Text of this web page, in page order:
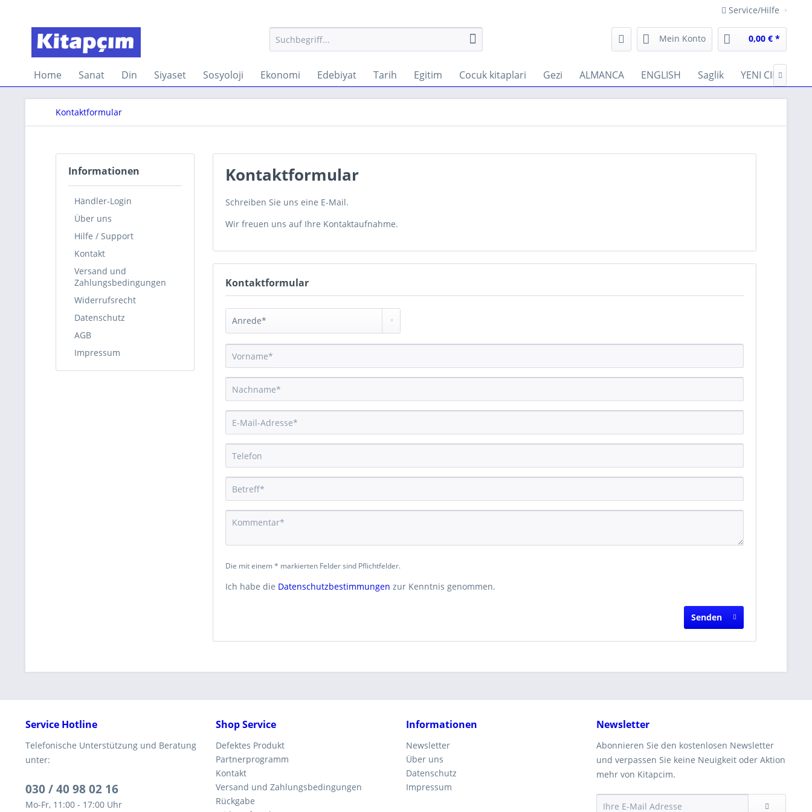
Service/Hilfe
Mein Konto 0,00 € *
Home Sanat Din Siyaset Sosyoloji Ekonomi Edebiyat Tarih Egitim Cocuk kitaplari Gezi ALMANCA ENGLISH Saglik YENI CIKANLAR

Kontaktformular
Informationen
Händler-Login
Über uns
Hilfe / Support
Kontakt
Versand und
Zahlungsbedingungen
Widerrufsrecht
Datenschutz
AGB
Impressum
Kontaktformular
Schreiben Sie uns eine E-Mail.
Wir freuen uns auf Ihre Kontaktaufnahme.
Kontaktformular
Die mit einem * markierten Felder sind Pflichtfelder.
Ich habe die Datenschutzbestimmungen zur Kenntnis genommen.
Senden
Service Hotline
Telefonische Unterstützung und Beratung
unter:
030 / 40 98 02 16
Mo-Fr, 11:00 - 17:00 Uhr
Shop Service
Defektes Produkt
Partnerprogramm
Kontakt
Versand und Zahlungsbedingungen
Rückgabe
Informationen
Newsletter
Über uns
Datenschutz
Impressum
Newsletter
Abonnieren Sie den kostenlosen Newsletter
und verpassen Sie keine Neuigkeit oder Aktion
mehr von Kitapcim.